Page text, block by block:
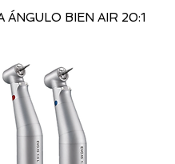
ÁNGULO BIEN AIR 20:1